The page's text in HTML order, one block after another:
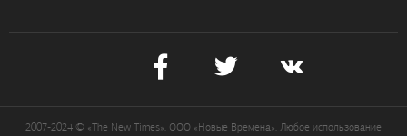
2007-2024 © «The New Times». ООО «Новые Времена». Любое использование